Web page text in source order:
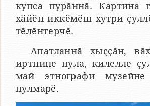
купса пурӑннӑ. Картина
хӑйӗн иккӗмӗш хутри
тӗлӗнтерчӗ.
Апатланнӑ хыҫҫӑн,
иртнине пула, килелле
май этнографи музейне
пулмарӗ.